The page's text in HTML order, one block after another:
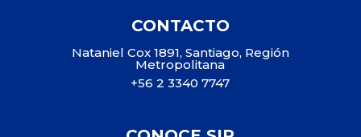
CONTACTO
Nataniel Cox 1891, Santiago, Región
Metropolitana
+56 2 3340 7747